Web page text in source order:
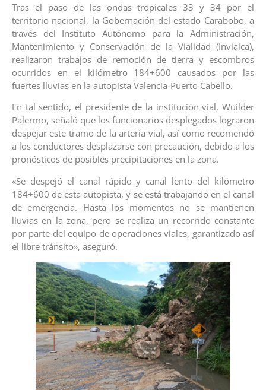
Tras el paso de las ondas tropicales 33 y 34 por el
territorio nacional, la Gobernación del estado Carabobo, a
través del Instituto Autónomo para la Administración,
Mantenimiento y Conservación de la Vialidad (Invialca),
realizaron trabajos de remoción de tierra y escombros
ocurridos en el kilómetro 184+600 causados por las
fuertes lluvias en la autopista Valencia-Puerto Cabello.
En tal sentido, el presidente de la institución vial, Wuilder
Palermo, señaló que los funcionarios desplegados lograron
despejar este tramo de la arteria vial, así como recomendó
a los conductores desplazarse con precaución, debido a los
pronósticos de posibles precipitaciones en la zona.
«Se despejó el canal rápido y canal lento del kilómetro
184+600 de esta autopista, y se está trabajando en el canal
de emergencia. Hasta los momentos no se mantienen
lluvias en la zona, pero se realiza un recorrido constante
por parte del equipo de operaciones viales, garantizado así
el libre tránsito», aseguró.